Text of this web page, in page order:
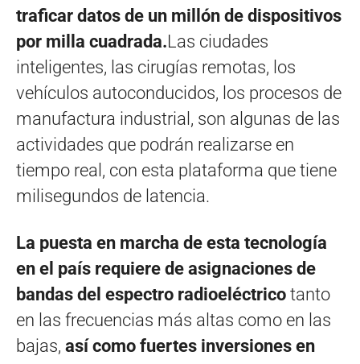
traficar datos de un millón de dispositivos
por milla cuadrada.Las ciudades
inteligentes, las cirugías remotas, los
vehículos autoconducidos, los procesos de
manufactura industrial, son algunas de las
actividades que podrán realizarse en
tiempo real, con esta plataforma que tiene
milisegundos de latencia.
La puesta en marcha de esta tecnología
en el país requiere de asignaciones de
bandas del espectro radioeléctrico tanto
en las frecuencias más altas como en las
bajas, así como fuertes inversiones en